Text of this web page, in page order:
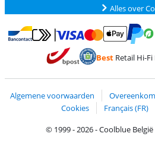
Alles over
Betalen met Bancontact
Betalen met MasterCard en Visa via
BestRetail Hi-Fi
Algemene voorwaarden
Cookies
Français (FR)
© 1999 - 2026 - Coolblue België